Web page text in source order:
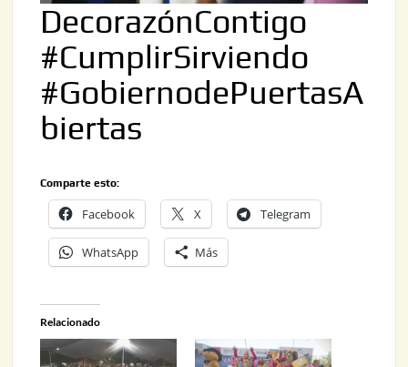
DecorazónContigo
#CumplirSirviendo
#GobiernodePuertasA
biertas
Comparte esto:
Facebook X Telegram
WhatsApp Más
Relacionado